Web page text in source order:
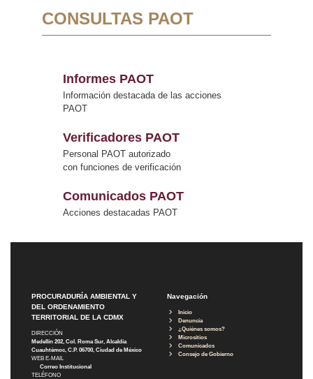
CONSULTAS PAOT
Informes PAOT
Información destacada de las acciones
PAOT
Verificadores PAOT
Personal PAOT autorizado
con funciones de verificación
Comunicados PAOT
Acciones destacadas PAOT
PROCURADURÍA AMBIENTAL Y
DEL ORDENAMIENTO
TERRITORIAL DE LA CDMX
DIRECCIÓN
Medellín 202, Col. Roma Sur, Alcaldía
Cuauhtémoc, C.P. 06700, Ciudad de México
WEB E-MAIL
Correo Institucional
TELÉFONO
Navegación
Inicio
Denuncia
¿Quiénes somos?
Micrositios
Comunicados
Consejo de Gobierno